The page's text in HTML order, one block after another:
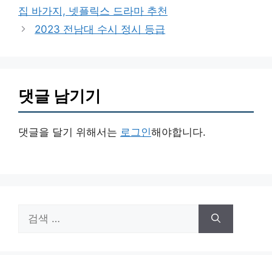
리
집 바가지, 넷플릭스 드라마 추천
2023 전남대 수시 정시 등급
댓글 남기기
댓글을 달기 위해서는 로그인해야합니다.
색: